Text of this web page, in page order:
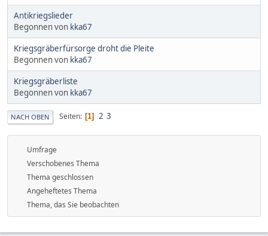
Antikriegslieder
Begonnen von kka67
Kriegsgräberfürsorge droht die Pleite
Begonnen von kka67
Kriegsgräberliste
Begonnen von kka67
NACH OBEN Seiten 1 2 3
Umfrage
Verschobenes Thema
Thema geschlossen
Angeheftetes Thema
Thema, das Sie beobachten